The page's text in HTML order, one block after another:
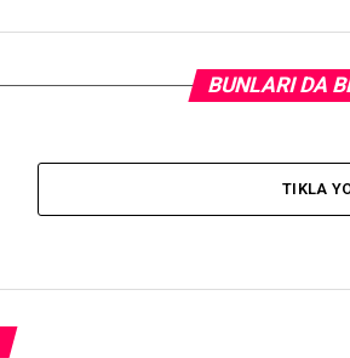
BUNLARI DA
TIKLA